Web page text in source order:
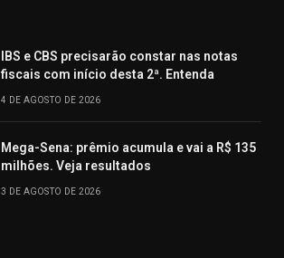
IBS e CBS precisarão constar nas notas
fiscais com início desta 2ª. Entenda
4 DE AGOSTO DE 2026
Mega-Sena: prêmio acumula e vai a R$ 135
milhões. Veja resultados
3 DE AGOSTO DE 2026